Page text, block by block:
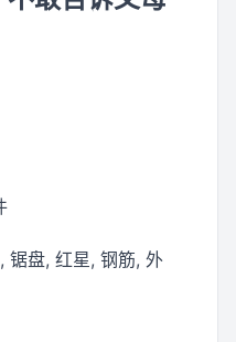
锯盘, 红星, 钢筋, 外